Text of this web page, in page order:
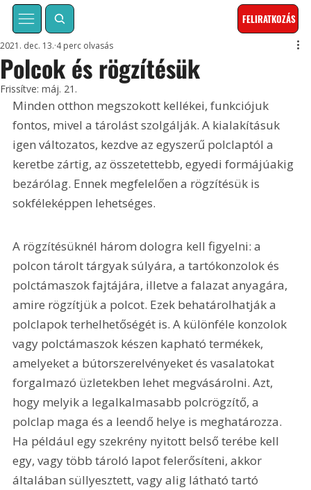
FELIRATKOZÁS
Polcok és rögzítésük
2021. dec. 13. 4 perc olvasás
Frissítve:máj. 21.
Minden otthon megszokott kellékei, funkciójuk
fontos, mivel a tárolást szolgálják. A kialakításuk
igen változatos, kezdve az egyszerű polclaptól a
keretbe zártig, az összetettebb, egyedi formájúakig
bezárólag. Ennek megfelelően a rögzítésük is
sokféleképpen lehetséges.
A rögzítésüknél három dologra kell figyelni: a
polcon tárolt tárgyak súlyára, a tartókonzolok és
polctámaszok fajtájára, illetve a falazat anyagára,
amire rögzítjük a polcot. Ezek behatárolhatják a
polclapok terhelhetőségét is. A különféle konzolok
vagy polctámaszok készen kapható termékek,
amelyeket a bútorszerelvényeket és vasalatokat
forgalmazó üzletekben lehet megvásárolni. Azt,
hogy melyik a legalkalmasabb polcrögzítő, a
polclap maga és a leendő helye is meghatározza.
Ha például egy szekrény nyitott belső terébe kell
egy, vagy több tároló lapot felerősíteni, akkor
általában süllyesztett, vagy alig látható tartó